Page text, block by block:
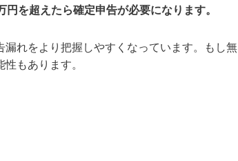
を超えたら確定申告が必要になります。
れをより把握しやすくなっています。もし無
もあります。